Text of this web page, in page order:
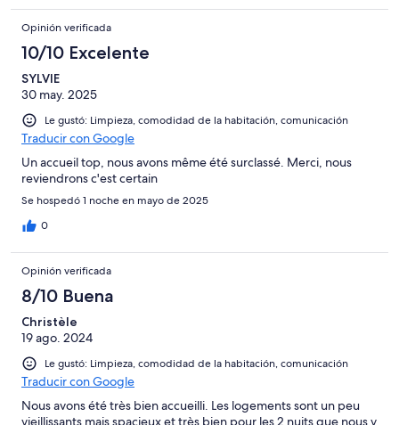
Opinión verificada
10/10 Excelente
SYLVIE
30 may. 2025
Le gustó: Limpieza, comodidad de la habitación, comunicación
Traducir con Google
Un accueil top, nous avons même été surclassé. Merci, nous
reviendrons c'est certain
Se hospedó 1 noche en mayo de 2025
0
Opinión verificada
8/10 Buena
Christèle
19 ago. 2024
Le gustó: Limpieza, comodidad de la habitación, comunicación
Traducir con Google
Nous avons été très bien accueilli. Les logements sont un peu
vieillissants mais spacieux et très bien pour les 2 nuits que nous y